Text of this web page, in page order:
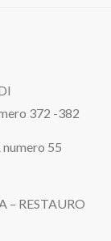
372 -382
55
– RESTAURO